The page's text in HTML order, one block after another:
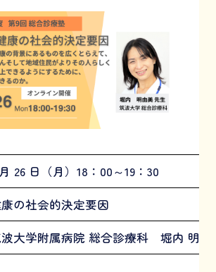
26 日（月）18：00～19：30
の社会的決定要因
大学附属病院 総合診療科 堀内 明由